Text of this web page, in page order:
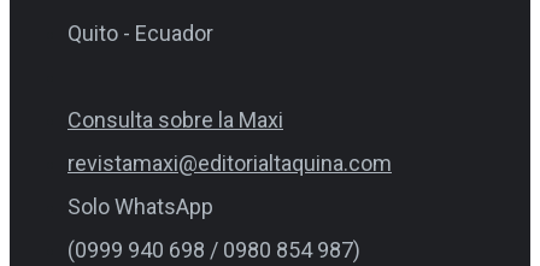
Quito - Ecuador
Consulta sobre la Maxi
revistamaxi@editorialtaquina.com
Solo WhatsApp
(0999 940 698 / 0980 854 987)